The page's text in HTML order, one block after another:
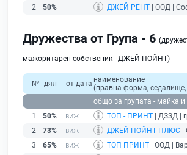
2
50% ДЖЕЙ РЕНТ | ООД |
Дружества от Група - 6
мажоритарен собственик - ДЖЕЙ ПОЙНТ)
№ дял от дата наименование
(правна форма, седалище,
общо за групата - майка
1
50% ТОП - ПРИНТ | ДЗЗД |
2
73% ДЖЕЙ ПОЙНТ ПЛЮС
3
65% ТОП ПРИНТ | ООД |